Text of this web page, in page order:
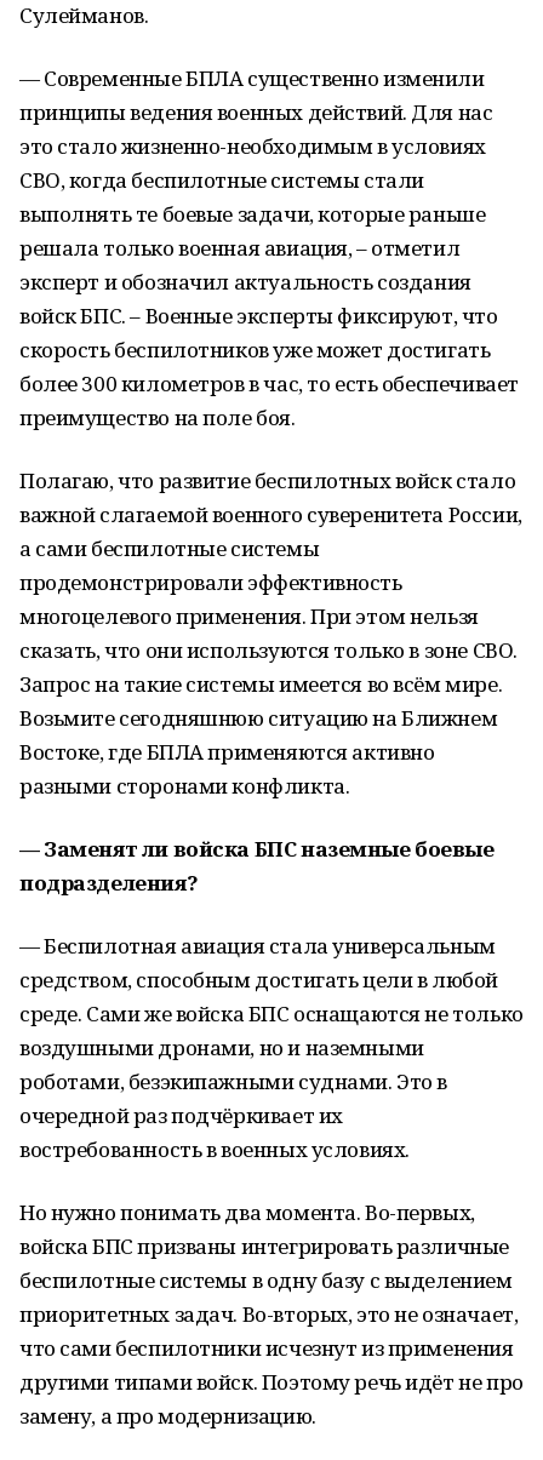
Сулейманов.
— Современные БПЛА существенно изменили
принципы ведения военных действий. Для нас
это стало жизненно-необходимым в условиях
СВО, когда беспилотные системы стали
выполнять те боевые задачи, которые раньше
решала только военная авиация, – отметил
эксперт и обозначил актуальность создания
войск БПС. – Военные эксперты фиксируют, что
скорость беспилотников уже может достигать
более 300 километров в час, то есть обеспечивает
преимущество на поле боя.
Полагаю, что развитие беспилотных войск стало
важной слагаемой военного суверенитета России,
а сами беспилотные системы
продемонстрировали эффективность
многоцелевого применения. При этом нельзя
сказать, что они используются только в зоне СВО.
Запрос на такие системы имеется во всём мире.
Возьмите сегодняшнюю ситуацию на Ближнем
Востоке, где БПЛА применяются активно
разными сторонами конфликта.
— Заменят ли войска БПС наземные боевые
подразделения?
— Беспилотная авиация стала универсальным
средством, способным достигать цели в любой
среде. Сами же войска БПС оснащаются не только
воздушными дронами, но и наземными
роботами, безэкипажными суднами. Это в
очередной раз подчёркивает их
востребованность в военных условиях.
Но нужно понимать два момента. Во-первых,
войска БПС призваны интегрировать различные
беспилотные системы в одну базу с выделением
приоритетных задач. Во-вторых, это не означает,
что сами беспилотники исчезнут из применения
другими типами войск. Поэтому речь идёт не про
замену, а про модернизацию.